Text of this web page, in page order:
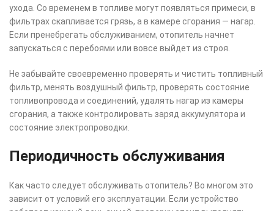
ухода. Со временем в топливе могут появляться примеси, в
фильтрах скапливается грязь, а в камере сгорания — нагар.
Если пренебрегать обслуживанием, отопитель начнет
запускаться с перебоями или вовсе выйдет из строя.
Не забывайте своевременно проверять и чистить топливный
фильтр, менять воздушный фильтр, проверять состояние
топливопровода и соединений, удалять нагар из камеры
сгорания, а также контролировать заряд аккумулятора и
состояние электропроводки.
Периодичность обслуживания
Как часто следует обслуживать отопитель? Во многом это
зависит от условий его эксплуатации. Если устройство